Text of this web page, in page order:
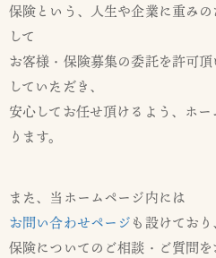
保険という、人生や企業に重み
して
お客様・保険募集の委託を許可
していただき、
安心してお任せ頂けるよう、ホ
ります。
また、当ホームページ内には
お問い合わせページも設けており、
保険についてのご相談・ご質問を